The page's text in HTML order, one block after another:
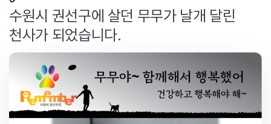
수원시 권선구에 살던 무무가 날개 달린
천사가 되었습니다.